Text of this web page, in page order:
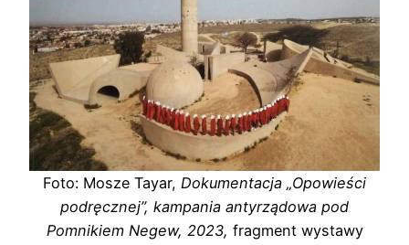
Foto: Mosze Tayar, Dokumentacja „Opowieści
podręcznej”, kampania antyrządowa pod
Pomnikiem Negew, 2023, fragment wystawy